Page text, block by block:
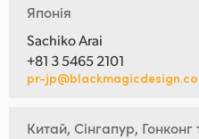
Японія
Sachiko Arai
+81 3 5465 2101
pr-
Китай, Сінгапур,